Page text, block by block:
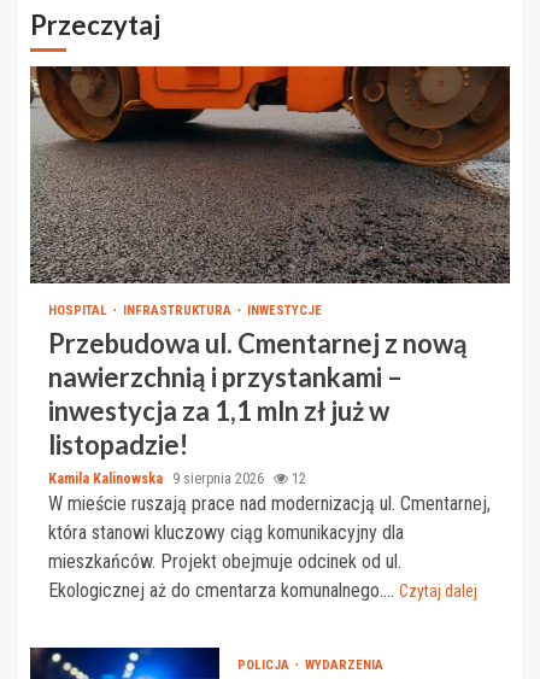
Przeczytaj
HOSPITAL INFRASTRUKTURA INWESTYCJE
Przebudowa ul. Cmentarnej z nową
nawierzchnią i przystankami –
inwestycja za 1,1 mln zł już w
listopadzie!
Kamila Kalinowska 9 sierpnia 2026 12
W mieście ruszają prace nad modernizacją ul. Cmentarnej,
która stanowi kluczowy ciąg komunikacyjny dla
mieszkańców. Projekt obejmuje odcinek od ul.
Ekologicznej aż do cmentarza komunalnego.... Czytaj dalej
POLICJA WYDARZENIA